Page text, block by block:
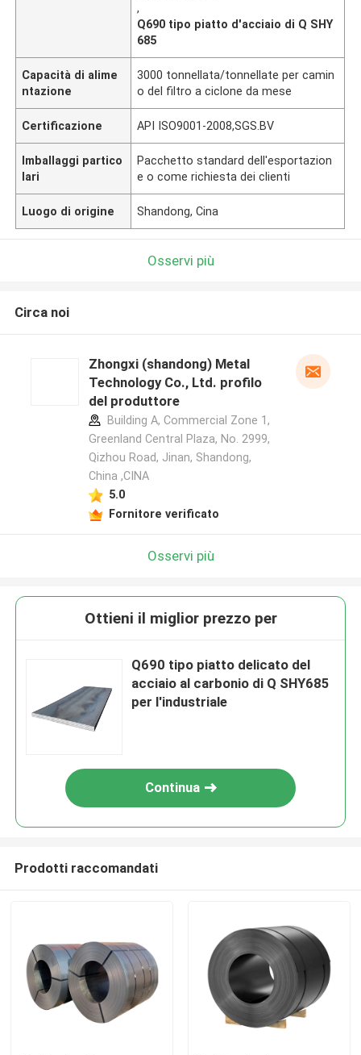
,
Q690 tipo piatto d'acciaio di Q SHY
685
Capacità di alime
ntazione
3000 tonnellata/tonnellate per camin
o del filtro a ciclone da mese
Certificazione API ISO9001-2008,SGS.BV
Imballaggi partico
lari
Pacchetto standard dell'esportazion
e o come richiesta dei clienti
Luogo di origine Shandong, Cina
Osservi più
Circa noi
Zhongxi (shandong) Metal
Technology Co., Ltd. profilo
del produttore
Building A, Commercial Zone 1,
Greenland Central Plaza, No. 2999,
Qizhou Road, Jinan, Shandong,
China ,CINA
5.0
Fornitore verificato
Osservi più
Ottieni il miglior prezzo per
Q690 tipo piatto delicato del
acciaio al carbonio di Q SHY685
per l'industriale
Continua
Prodotti raccomandati